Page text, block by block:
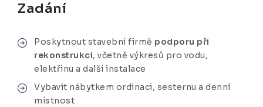
Zadání
Poskytnout stavební firmě podporu při
rekonstrukci, včetně výkresů pro vodu,
elektřinu a další instalace
Vybavit nábytkem ordinaci, sesternu a denní
místnost